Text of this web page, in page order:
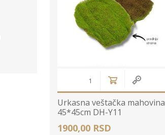
Urkasna veštačka mahovina
45*45cm DH-Y11
1900,00 RSD